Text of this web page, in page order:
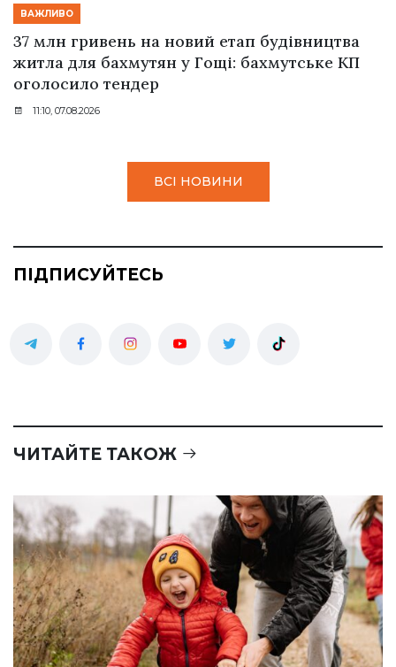
ВАЖЛИВО
37 млн гривень на новий етап будівництва
житла для бахмутян у Гощі: бахмутське КП
оголосило тендер
11:10, 07.08.2026
ВСІ НОВИНИ
ПІДПИСУЙТЕСЬ
ЧИТАЙТЕ ТАКОЖ